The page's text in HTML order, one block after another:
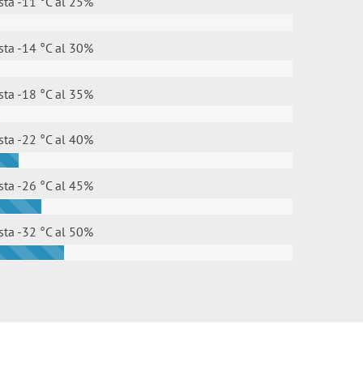
-14 °C al 30%
-18 °C al 35%
-22 °C al40%
-26 °C al45%
-32 °C al 50%